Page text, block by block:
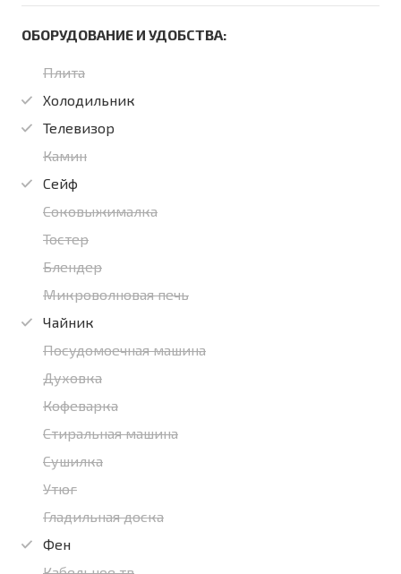
ОБОРУДОВАНИЕ И УДОБСТВА:
Плита
Холодильник
Телевизор
Камин
Сейф
Соковыжималка
Тостер
Блендер
Микроволновая печь
Чайник
Посудомоечная машина
Духовка
Кофеварка
Стиральная машина
Сушилка
Утюг
Гладильная доска
Фен